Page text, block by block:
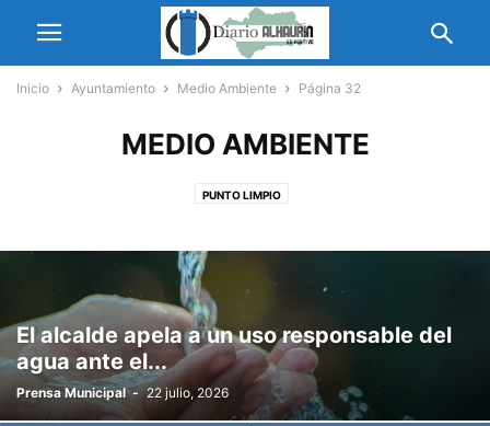
Inicio Ayuntamiento Medio Ambiente Página 32
MEDIO AMBIENTE
PUNTO LIMPIO
El alcalde apela a un uso responsable del
agua ante el...
Prensa Municipal - 22 julio, 2026